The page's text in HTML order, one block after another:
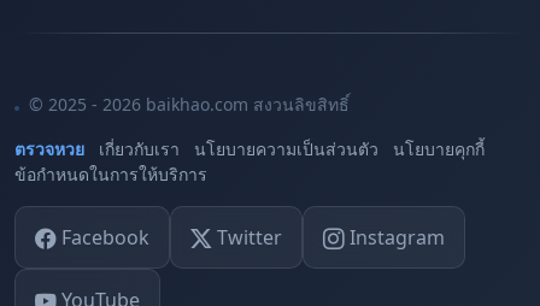
© 2025 - 2026 baikhao.com สงวนลิขสิทธิ์
ตรวจหวย
เกี่ยวกับเรา นโยบายความเป็นส่วนตัว
นโยบายคุกกี้
ข้อกำหนดในการให้บริการ
Facebook Twitter Instagram
YouTube